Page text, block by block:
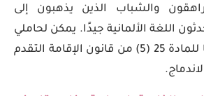
والشباب الذين يذهبون إلى
اللغة الألمانية جيدًا. يمكن لحاملي
تصريح الإقامة وفقًا للمادة 25 (5) من قانون الإقامة التقدم